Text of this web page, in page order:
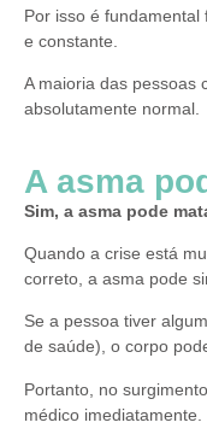
Por isso é
e constante.
A maioria das pessoas
absolutamente normal.
A asma
Sim, a asma pode
Quando a crise está
correto, a asma pode
Se a pessoa tiver
de saúde), o corpo
Portanto, no
médico imediatamente.